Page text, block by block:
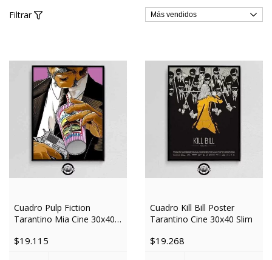
Filtrar
Cuadro Pulp Fiction
Tarantino Mia Cine 30x40
$19.115
Cuadro Kill Bill Poster
Tarantino Cine 30x40 Slim
$19.268